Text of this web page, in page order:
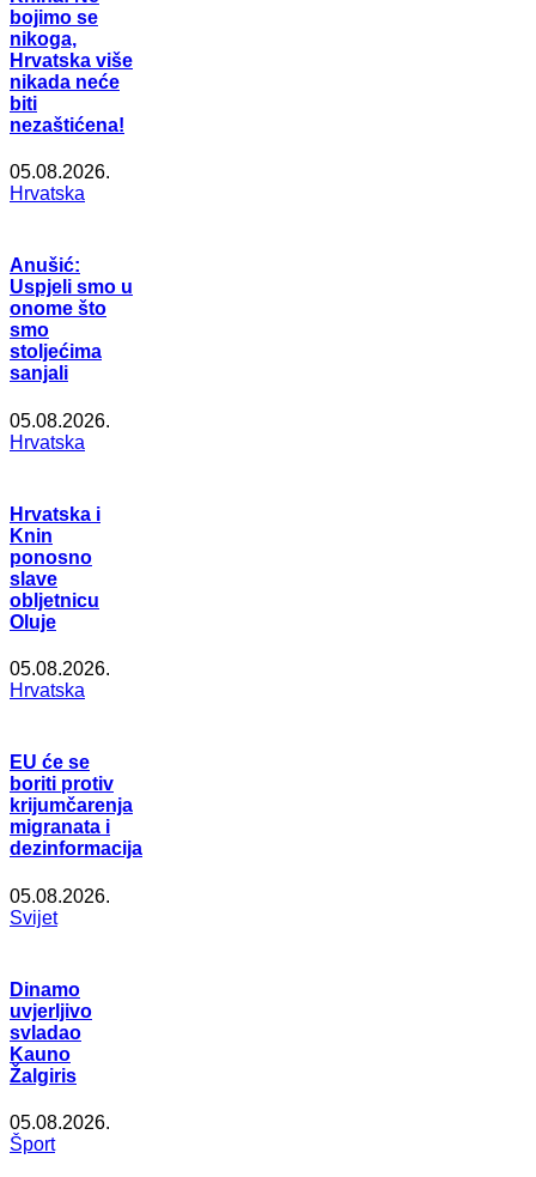
bojimo se
nikoga,
Hrvatska više
nikada neće
biti
nezaštićena!
05.08.2026.
Hrvatska
Anušić:
Uspjeli smo u
onome što
smo
stoljećima
sanjali
05.08.2026.
Hrvatska
Hrvatska i
Knin
ponosno
slave
obljetnicu
Oluje
05.08.2026.
Hrvatska
EU će se
boriti protiv
krijumčarenja
migranata i
dezinformacija
05.08.2026.
Svijet
Dinamo
uvjerljivo
svladao
Kauno
Žalgiris
05.08.2026.
Šport